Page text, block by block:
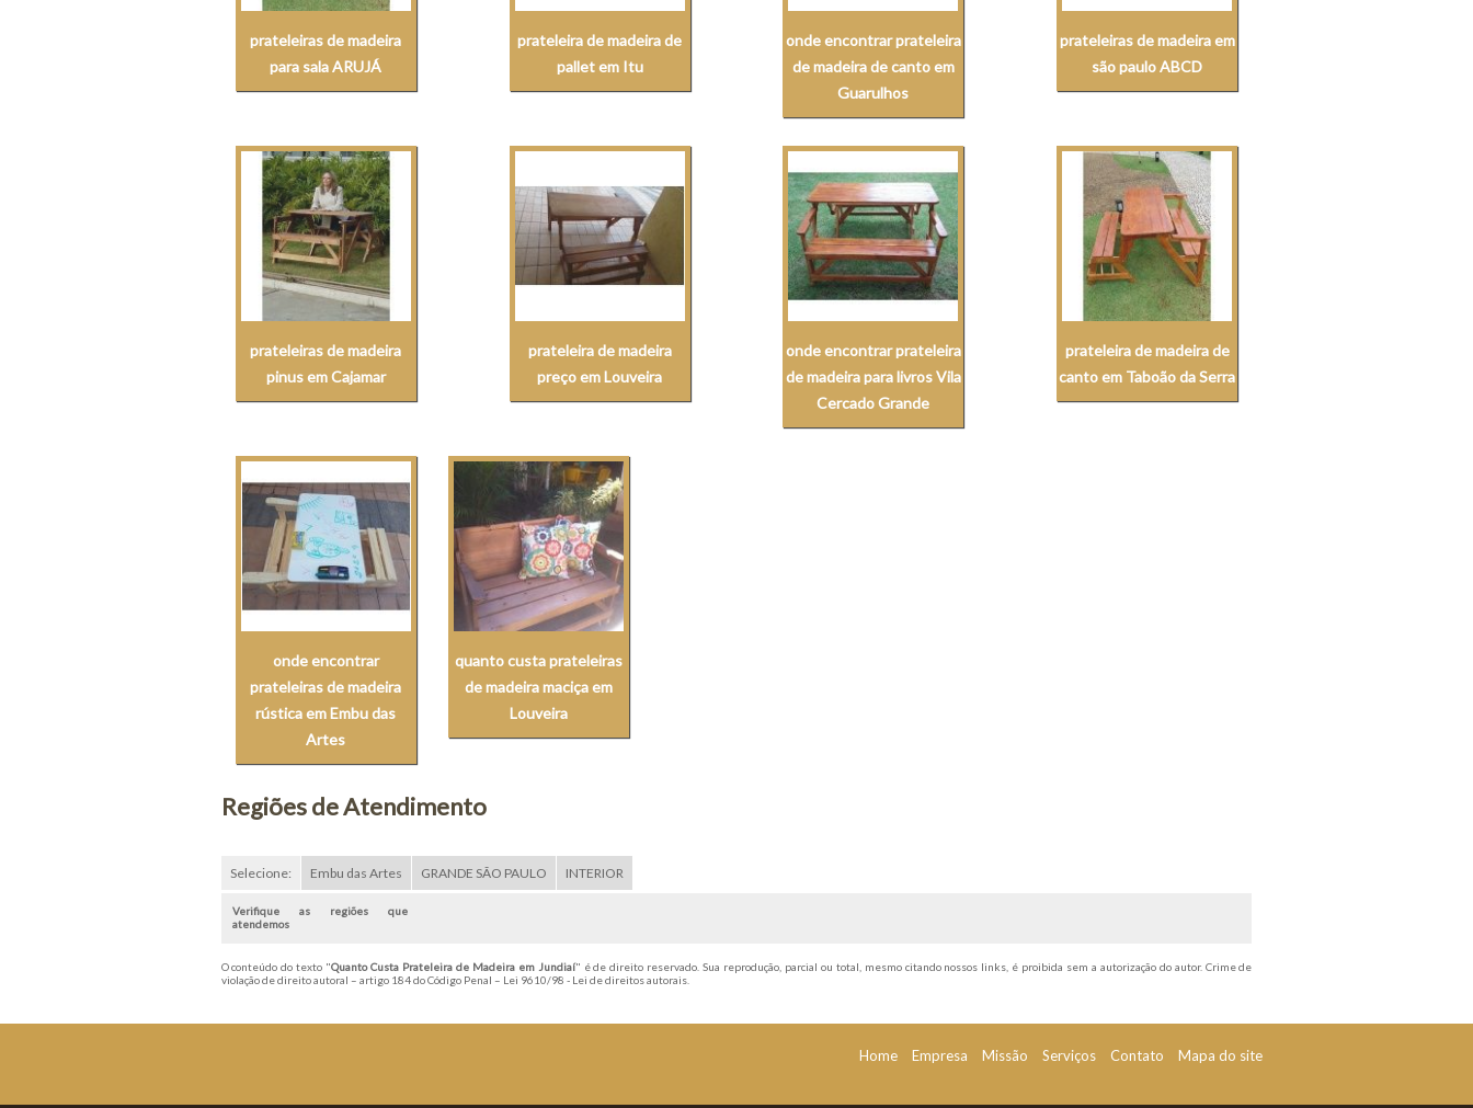
prateleiras de madeira
para sala ARUJÁ
prateleira de madeira de
pallet em Itu
onde encontrar prateleira
de madeira de canto em
Guarulhos
prateleiras de madeira em
são paulo ABCD
prateleiras de madeira
pinus em Cajamar
prateleira de madeira
preço em Louveira
onde encontrar prateleira
de madeira para livros Vila
Cercado Grande
prateleira de madeira de
canto em Taboão da Serra
onde encontrar
prateleiras de madeira
rústica em Embu das
Artes
quanto custa prateleiras
de madeira maciça em
Louveira
Regiões de Atendimento
Selecione: Embu das Artes GRANDE SÃO PAULO INTERIOR
Verifique as regiões que
atendemos
O conteúdo do texto "Quanto Custa Prateleira de Madeira em Jundiaí" é de direito reservado. Sua reprodução, parcial ou total, mesmo citando nossos links, é proibida sem a autorização do autor. Crime de
violação de direito autoral – artigo 184 do Código Penal – Lei 9610/98 - Lei de direitos autorais.
Home Empresa Missão Serviços Contato Mapa do site